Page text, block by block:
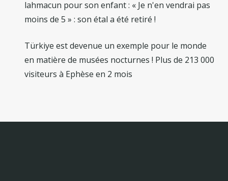
lahmacun pour son enfant : « Je n'en vendrai pas
moins de 5 » : son étal a été retiré !
Türkiye est devenue un exemple pour le monde
en matière de musées nocturnes ! Plus de 213 000
visiteurs à Ephèse en 2 mois